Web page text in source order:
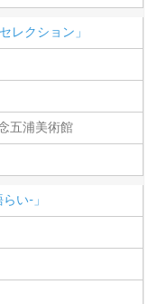
レクション」
五浦美術館
い-」